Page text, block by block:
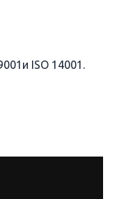
ISO 14001.